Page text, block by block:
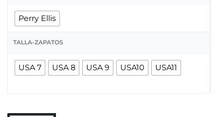
Perry Ellis
TALLA-ZAPATOS
USA 7 USA 8 USA 9 USA10 USA11